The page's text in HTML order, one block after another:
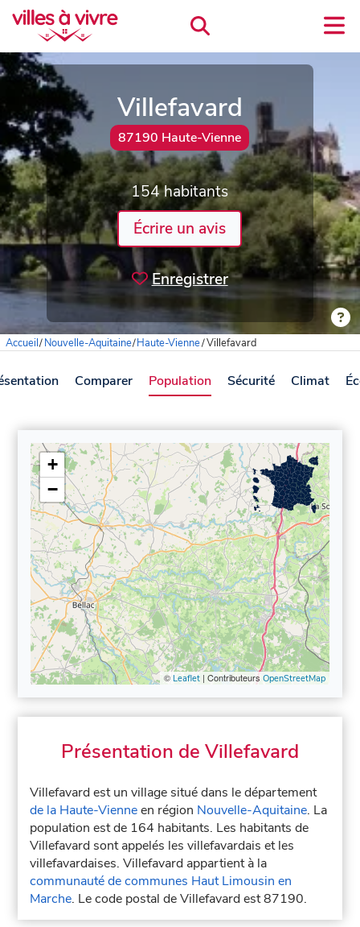
Villefavard
87190 Haute-Vienne
154 habitants
Écrire un avis
Enregistrer
Accueil/Nouvelle-Aquitaine/Haute-Vienne/Villefavard
Comparer Population Sécurité Climat
+
−
© Leaflet| Contributeurs OpenStreetMap
Présentation de Villefavard
Villefavard est un village situé dans le département
de la Haute-Vienneen région Nouvelle-Aquitaine. La
population est de 164 habitants. Les habitants de
Villefavard sont appelés les villefavardais et les
villefavardaises. Villefavard appartient à la
communauté de communes Haut Limousin en
Marche. Le code postal de Villefavard est 87190.